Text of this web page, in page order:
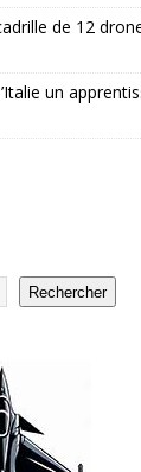
de 12
un
Rechercher